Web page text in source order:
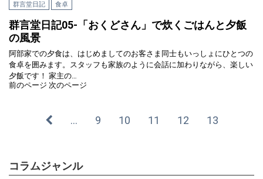
群言堂日記
食卓
群言堂日記05-「おくどさん」で炊くごはんと夕飯
の風景
阿部家での夕食は、はじめましてのお客さま同士もいっしょにひとつの
食卓を囲みます。スタッフも家族のように会話に加わりながら、楽しい
夕飯です！ 家主の…
前のページ 次のページ
… 9 10 11 12 13
コラムジャンル